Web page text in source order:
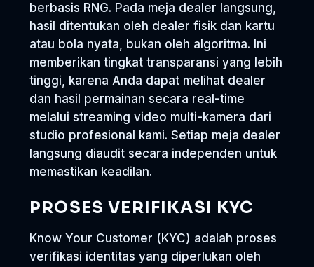
berbasis RNG. Pada meja dealer langsung,
hasil ditentukan oleh dealer fisik dan kartu
atau bola nyata, bukan oleh algoritma. Ini
memberikan tingkat transparansi yang lebih
tinggi, karena Anda dapat melihat dealer
dan hasil permainan secara real-time
melalui streaming video multi-kamera dari
studio profesional kami. Setiap meja dealer
langsung diaudit secara independen untuk
memastikan keadilan.
PROSES VERIFIKASI KYC
Know Your Customer (KYC) adalah proses
verifikasi identitas yang diperlukan oleh